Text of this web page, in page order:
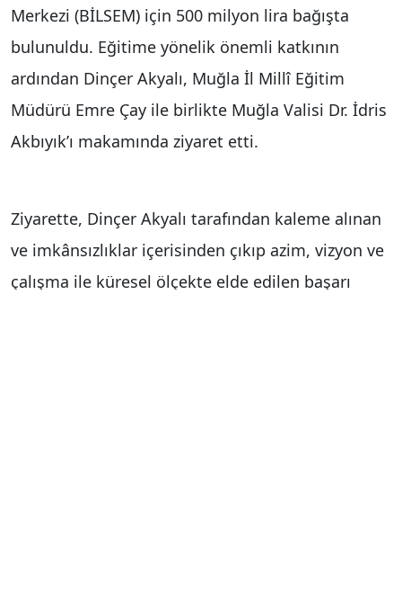
Merkezi (BİLSEM) için 500 milyon lira bağışta
bulunuldu. Eğitime yönelik önemli katkının
ardından Dinçer Akyalı, Muğla İl Millî Eğitim
Müdürü Emre Çay ile birlikte Muğla Valisi Dr. İdris
Akbıyık’ı makamında ziyaret etti.
Ziyarette, Dinçer Akyalı tarafından kaleme alınan
ve imkânsızlıklar içerisinden çıkıp azim, vizyon ve
çalışma ile küresel ölçekte elde edilen başarı